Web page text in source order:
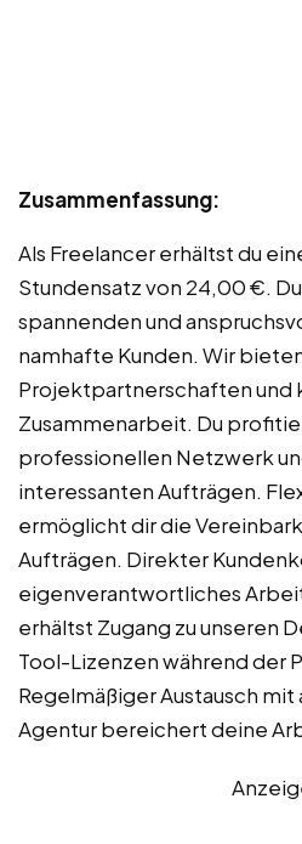
Zusammenfassung:
Als Freelancer erhältst du
Stundensatz von 24,00 €.
spannenden und
namhafte Kunden. Wir
Projektpartnerschaften und
Zusammenarbeit. Du
professionellen Netzwerk
interessanten Aufträgen.
ermöglicht dir die
Aufträgen. Direkter
eigenverantwortliches
erhältst Zugang zu unseren
Tool-Lizenzen während der
Regelmäßiger Austausch
Agentur bereichert deine